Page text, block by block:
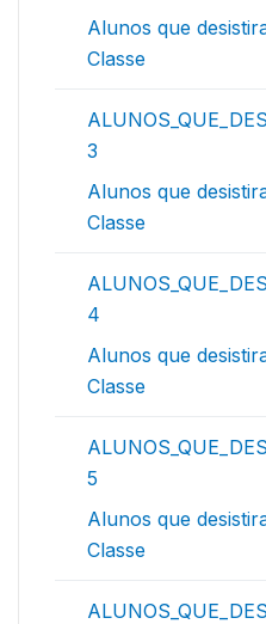
Alunos que
Classe
3
Alunos que
Classe
4
Alunos que
Classe
5
Alunos que
Classe